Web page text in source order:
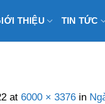
THIỆU TIN TỨC
at 6000 × 3376 in